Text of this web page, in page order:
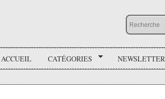
ACCUEIL CATÉGORIES NEWSLETTER